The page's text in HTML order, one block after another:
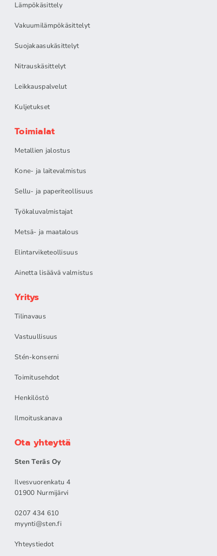
Lämpökäsittely
Vakuumilämpökäsittelyt
Suojakaasukäsittelyt
Nitrauskäsittelyt
Leikkauspalvelut
Kuljetukset
Toimialat
Metallien jalostus
Kone- ja laitevalmistus
Sellu- ja paperiteollisuus
Työkaluvalmistajat
Metsä- ja maatalous
Elintarviketeollisuus
Ainetta lisäävä valmistus
Yritys
Tilinavaus
Vastuullisuus
Stén-konserni
Toimitusehdot
Henkilöstö
Ilmoituskanava
Ota yhteyttä
Sten Teräs Oy
Ilvesvuorenkatu 4
01900 Nurmijärvi
0207 434 610
myynti@sten.fi
Yhteystiedot